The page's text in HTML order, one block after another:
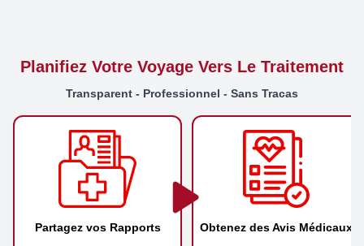
Planifiez Votre Voyage Vers Le Traitement
Transparent - Professionnel - Sans Tracas
Partagez vos Rapports Obtenez des Avis Médicaux